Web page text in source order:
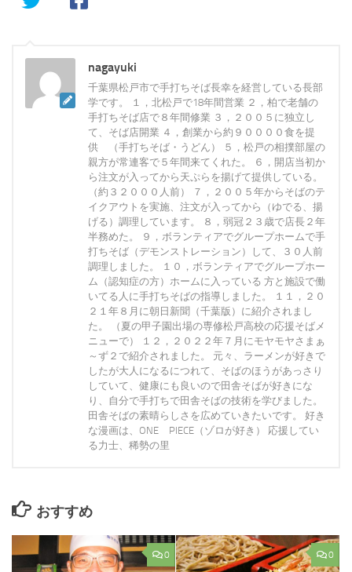
nagayuki
千葉県松戸市で手打ちそば長幸を経営している長部
学です。 １，北松戸で18年間営業 ２，柏で老舗の
手打ちそば店で８年間修業 ３，２００５に独立し
て、そば店開業 ４，創業から約９００００食を提
供 （手打ちそば・うどん） ５，松戸の相撲部屋の
親方が常連客で５年間来てくれた。 ６，開店当初か
ら注文が入ってから天ぷらを揚げて提供している。
（約３２０００人前） ７，２００５年からそばのテ
イクアウトを実施、注文が入ってから（ゆでる、揚
げる）調理しています。 ８，弱冠２３歳で店長２年
半務めた。 ９，ボランティアでグループホームで手
打ちそば（デモンストレーション）して、３０人前
調理しました。 １０，ボランティアでグループホー
ム（認知症の方）ホームに入っている 方と施設で働
いてる人に手打ちそばの指導しました。 １１，２０
２１年８月に朝日新聞（千葉版）に紹介されまし
た。 （夏の甲子園出場の専修松戸高校の応援そばメ
ニューで） １２，２０２２年７月にモヤモヤさまぁ
～ず２で紹介されました。 元々、ラーメンが好きで
したが大人になるにつれて、そばのほうがあっさり
していて、健康にも良いので田舎そばが好きにな
り、自分で手打ちで田舎そばの技術を学びました。
田舎そばの素晴らしさを広めていきたいです。 好き
な漫画は、ONE PIECE（ゾロが好き） 応援してい
る力士、稀勢の里
おすすめ
0 0